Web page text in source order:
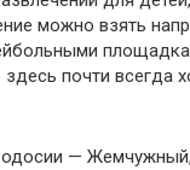
можно взять
здесь почти всегда
—